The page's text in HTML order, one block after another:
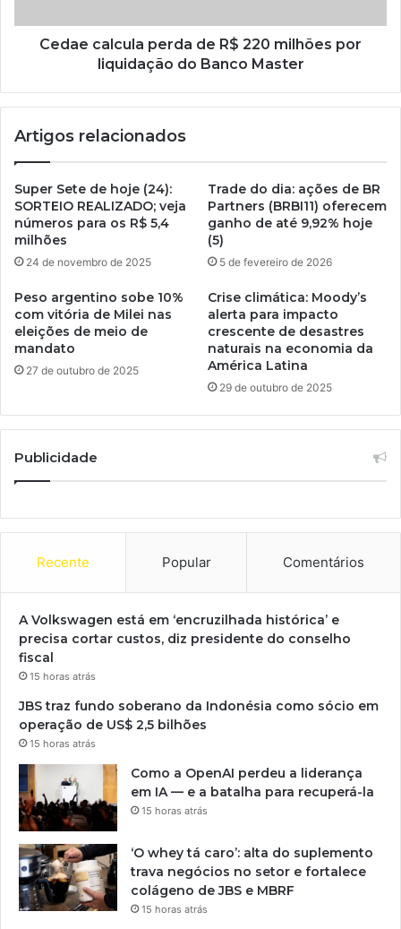
Cedae calcula perda de R$ 220 milhões por
liquidação do Banco Master
Artigos relacionados
Super Sete de hoje (24):
SORTEIO REALIZADO; veja
números para os R$ 5,4
milhões
24 de novembro de 2025
Trade do dia: ações de BR
Partners (BRBI11) oferecem
ganho de até 9,92% hoje
(5)
5 de fevereiro de 2026
Peso argentino sobe 10%
com vitória de Milei nas
eleições de meio de
mandato
27 de outubro de 2025
Crise climática: Moody’s
alerta para impacto
crescente de desastres
naturais na economia da
América Latina
29 de outubro de 2025
Publicidade
Recente Popular Comentários
A Volkswagen está em ‘encruzilhada histórica’ e
precisa cortar custos, diz presidente do conselho
fiscal
15 horas atrás
JBS traz fundo soberano da Indonésia como sócio em
operação de US$ 2,5 bilhões
15 horas atrás
Como a OpenAI perdeu a liderança
em IA — e a batalha para recuperá-la
15 horas atrás
‘O whey tá caro’: alta do suplemento
trava negócios no setor e fortalece
colágeno de JBS e MBRF
15 horas atrás